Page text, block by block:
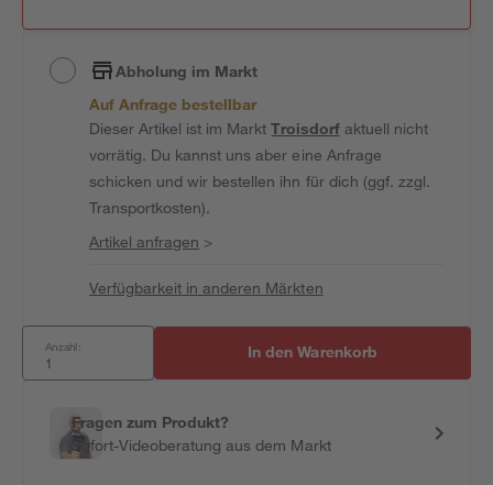
Abholung im Markt
Auf Anfrage bestellbar
Dieser Artikel ist im MarktTroisdorfaktuell nicht
vorrätig. Du kannst uns aber eine Anfrage
schicken und wir bestellen ihn für dich (ggf. zzgl.
Transportkosten).
Artikel anfragen >
Verfügbarkeit in anderen Märkten
Anzahl: In den Warenkorb
Fragen zum Produkt?
Sofort-Videoberatung aus dem Markt